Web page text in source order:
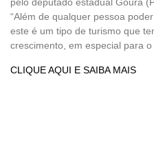
“Além de qualquer pessoa
este é um tipo de turismo que
crescimento, em especial para o
CLIQUE AQUI E SAIBA MAIS